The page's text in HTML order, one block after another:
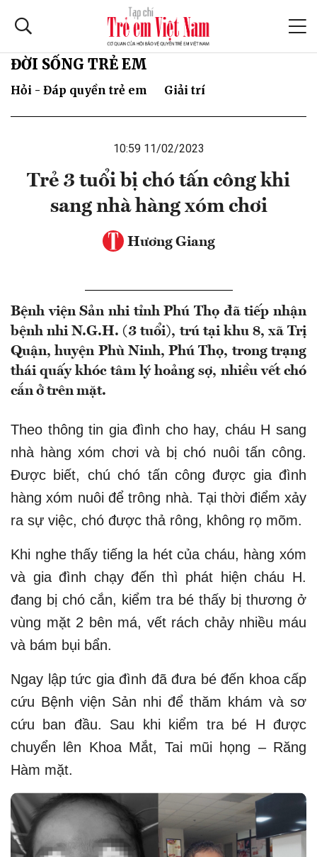
ĐỜI SỐNG TRẺ EM
Hỏi - Đáp quyền trẻ em Giải trí
10:59 11/02/2023
Trẻ 3 tuổi bị chó tấn công khi
sang nhà hàng xóm chơi
Hương Giang
Bệnh viện Sản nhi tỉnh Phú Thọ đã tiếp nhận
bệnh nhi N.G.H. (3 tuổi), trú tại khu 8, xã Trị
Quận, huyện Phù Ninh, Phú Thọ, trong trạng
thái quấy khóc tâm lý hoảng sợ, nhiều vết chó
cắn ở trên mặt.
Theo thông tin gia đình cho hay, cháu H sang
nhà hàng xóm chơi và bị chó nuôi tấn công.
Được biết, chú chó tấn công được gia đình
hàng xóm nuôi để trông nhà. Tại thời điểm xảy
ra sự việc, chó được thả rông, không rọ mõm.
Khi nghe thấy tiếng la hét của cháu, hàng xóm
và gia đình chạy đến thì phát hiện cháu H.
đang bị chó cắn, kiểm tra bé thấy bị thương ở
vùng mặt 2 bên má, vết rách chảy nhiều máu
và bám bụi bẩn.
Ngay lập tức gia đình đã đưa bé đến khoa cấp
cứu Bệnh viện Sản nhi để thăm khám và sơ
cứu ban đầu. Sau khi kiểm tra bé H được
chuyển lên Khoa Mắt, Tai mũi họng – Răng
Hàm mặt.